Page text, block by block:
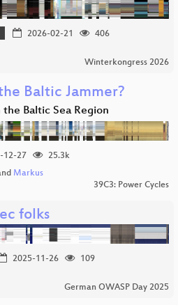
2026-02-21
406
Winterkongress 2026
Baltic Jammer?
Baltic Sea Region
12-27
25.3k
Markus
39C3: Power Cycles
folks
2025-11-26
109
German OWASP Day 2025